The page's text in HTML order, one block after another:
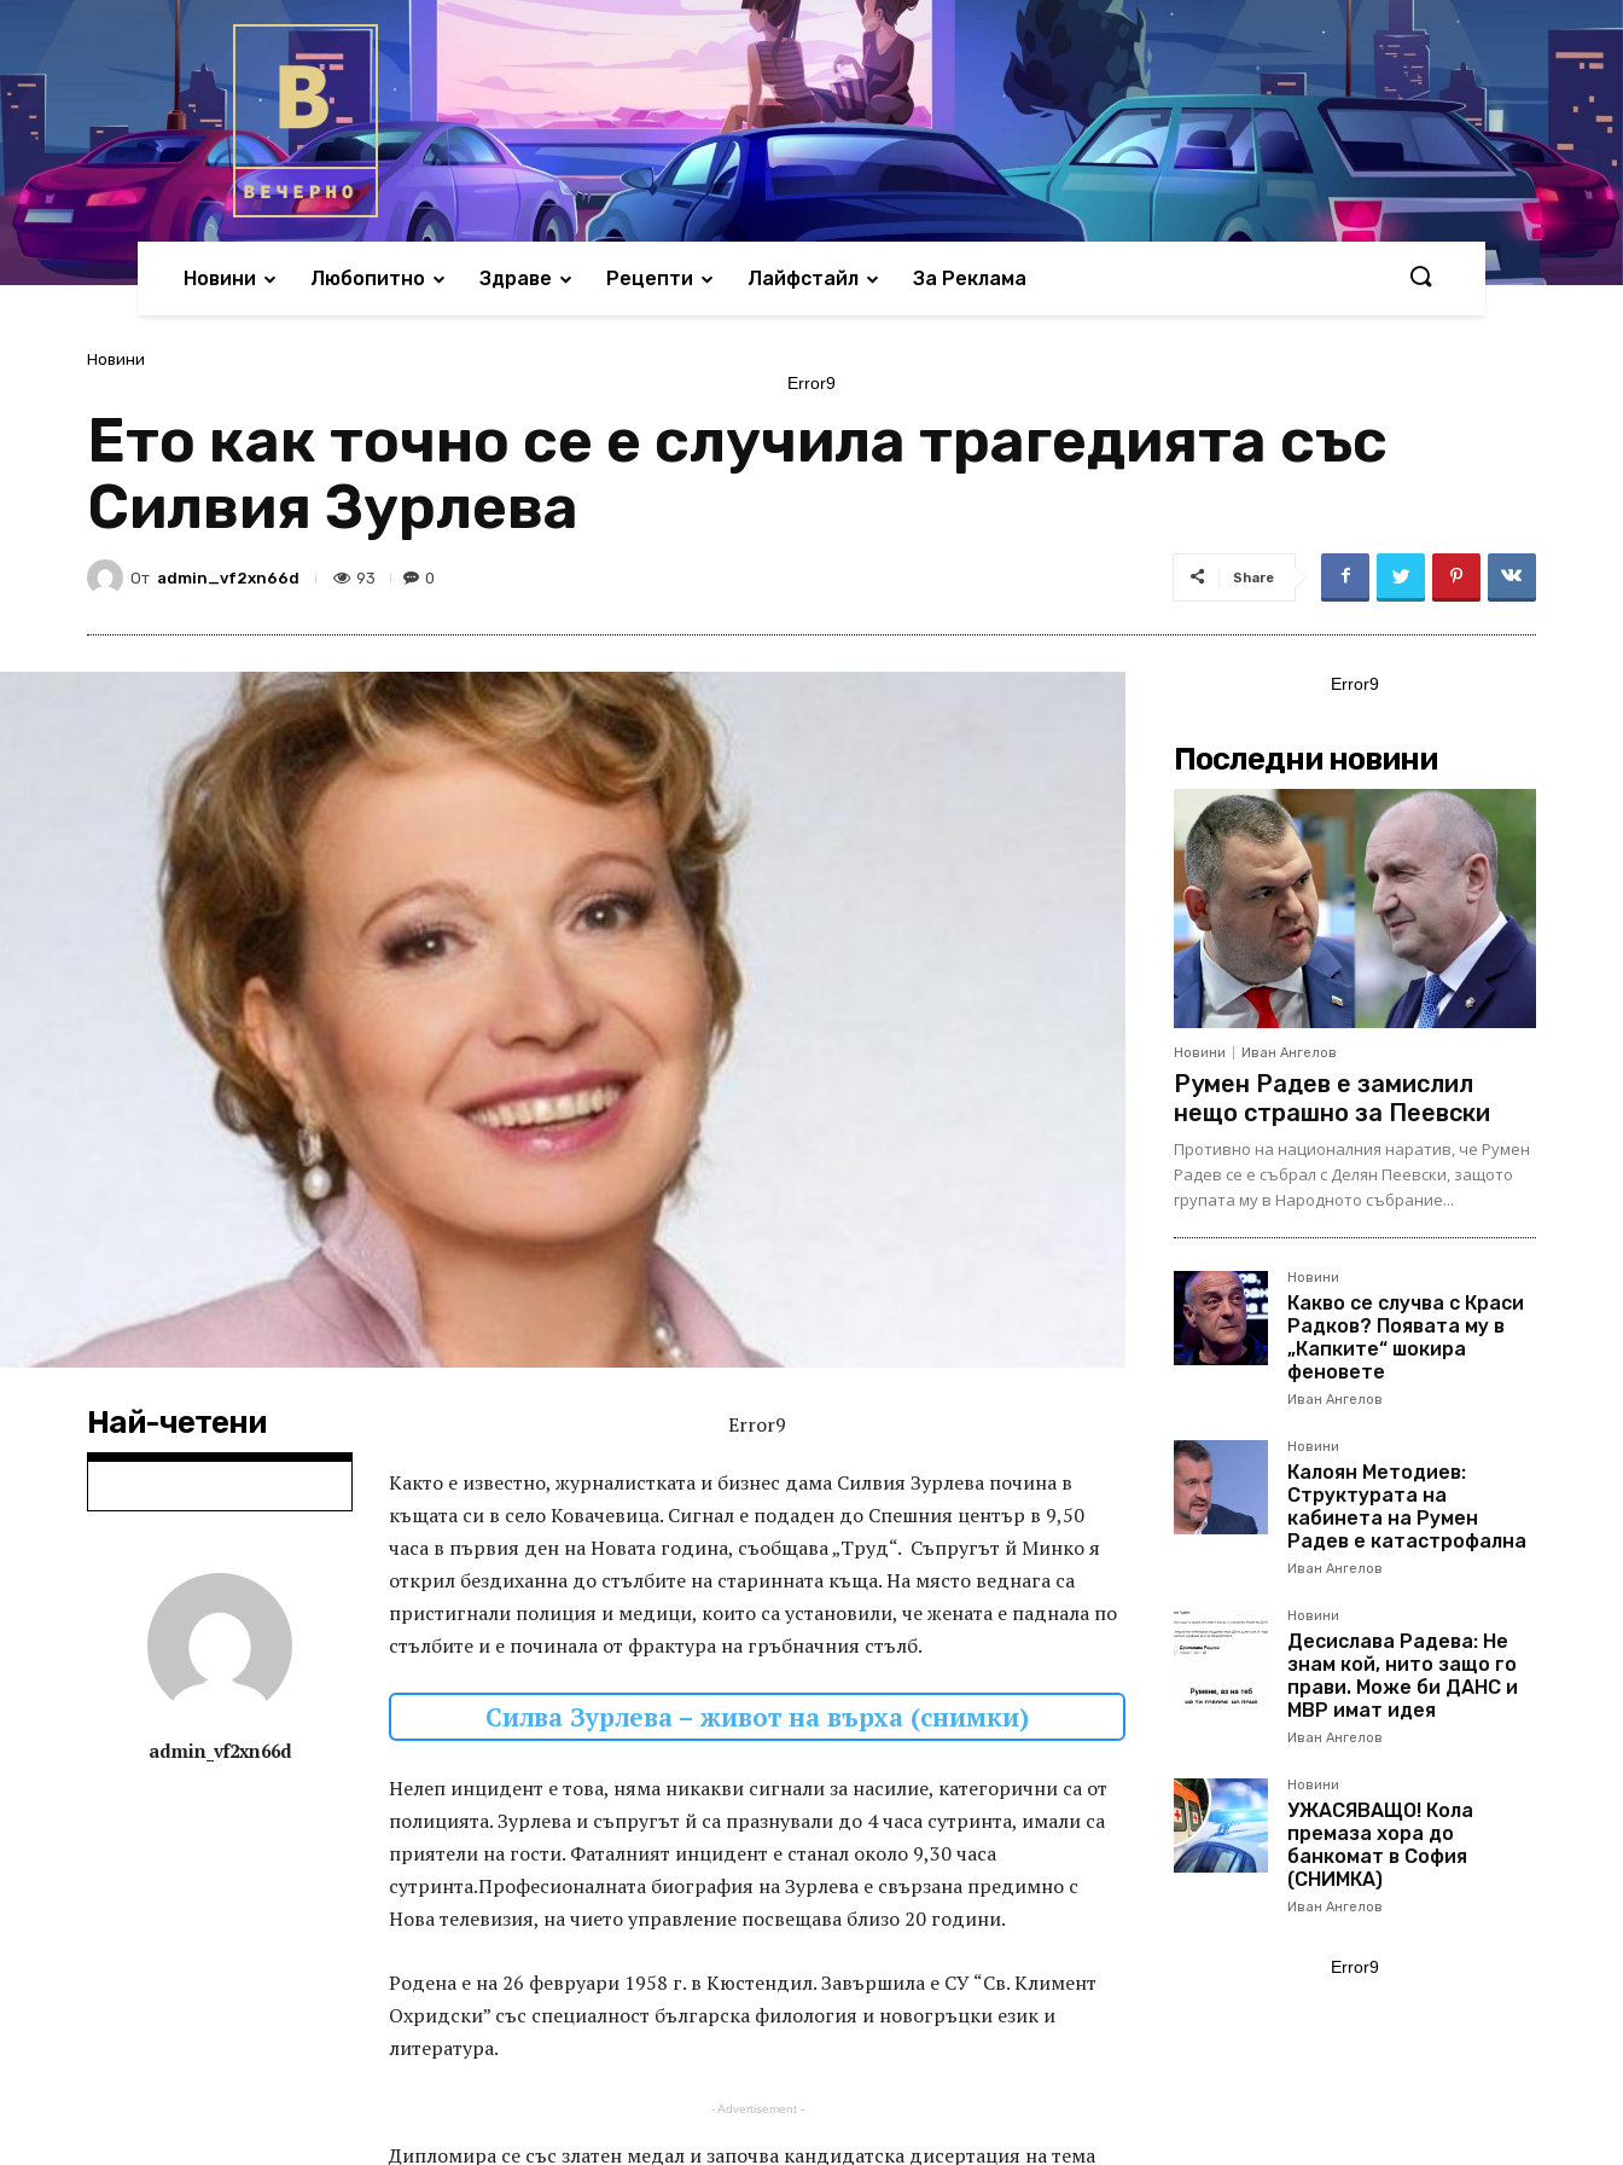
Новини Любопитно Здраве Рецепти Лайфстайл За Реклама
Новини
Error9
Ето как точно се е случила трагедията със
Силвия Зурлева
От admin_vf2xn66d 93 0 Share
Най-четени
admin_vf2xn66d
Error9
Както е известно, журналистката и бизнес дама Силвия Зурлева почина в
къщата си в село Ковачевица. Сигнал е подаден до Спешния център в 9,50
часа в първия ден на Новата година, съобщава „Труд“. Съпругът й Минко я
открил бездиханна до стълбите на старинната къща. На място веднага са
пристигнали полиция и медици, които са установили, че жената е паднала по
стълбите и е починала от фрактура на гръбначния стълб.
Силва Зурлева – живот на върха (снимки)
Нелеп инцидент е това, няма никакви сигнали за насилие, категорични са от
полицията. Зурлева и съпругът й са празнували до 4 часа сутринта, имали са
приятели на гости. Фаталният инцидент е станал около 9,30 часа
сутринта.Професионалната биография на Зурлева е свързана предимно с
Нова телевизия, на чието управление посвещава близо 20 години.
Родена е на 26 февруари 1958 г. в Кюстендил. Завършила е СУ “Св. Климент
Охридски” със специалност българска филология и новогръцки език и
литература.
- Advertisement -
Дипломира се със златен медал и започва кандидатска дисертация на тема
Error9
Последни новини
Новини Иван Ангелов
Румен Радев е замислил
нещо страшно за Пеевски
Противно на националния наратив, че Румен
Радев се е събрал с Делян Пеевски, защото
групата му в Народното събрание...
Новини
Какво се случва с Краси
Радков? Появата му в
„Капките“ шокира
феновете
Иван Ангелов
Новини
Калоян Методиев:
Структурата на
кабинета на Румен
Радев е катастрофална
Иван Ангелов
Новини
Десислава Радева: Не
знам кой, нито защо го
прави. Може би ДАНС и
МВР имат идея
Иван Ангелов
Новини
УЖАСЯВАЩО! Кола
премаза хора до
банкомат в София
(СНИМКА)
Иван Ангелов
Error9